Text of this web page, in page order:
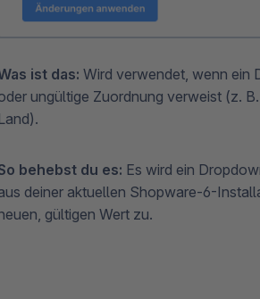
ist das: Wird verwendet, wenn ein
ungültige Zuordnung verweist (z.
Land).
behebst du es: Es wird ein
deiner aktuellen Shopware-6-
gültigen Wert zu.